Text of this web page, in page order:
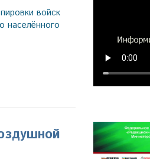
войск
населённого